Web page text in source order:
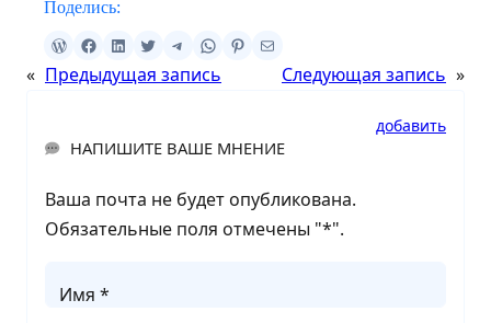
Поделись:
« Предыдущая запись Следующая запись »
добавить
НАПИШИТЕ ВАШЕ МНЕНИЕ
Ваша почта не будет опубликована.
Обязательные поля отмечены "*".
Имя *